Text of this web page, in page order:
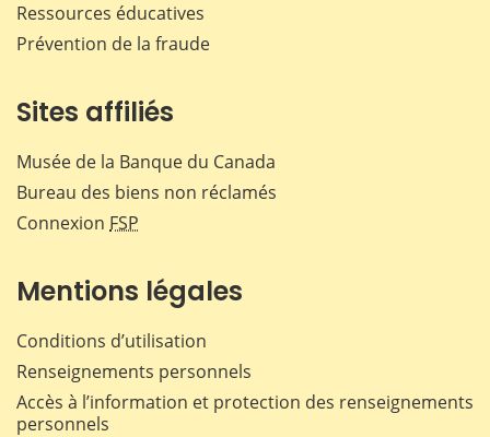
Ressources éducatives
Prévention de la fraude
Sites affiliés
Musée de la Banque du Canada
Bureau des biens non réclamés
Connexion FSP
Mentions légales
Conditions d’utilisation
Renseignements personnels
Accès à l’information et protection des renseignements
personnels